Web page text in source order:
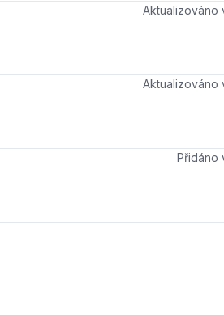
Aktualizováno
Aktualizováno